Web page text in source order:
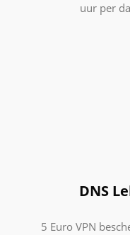
uur per
DNS
5 Euro VPN